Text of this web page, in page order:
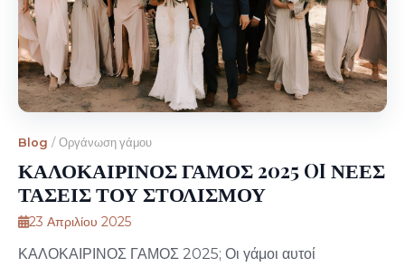
Blog / Οργάνωση γάμου
ΚΑΛΟΚΑΙΡΙΝΟΣ ΓΑΜΟΣ 2025 OI ΝΕΕΣ
ΤΑΣΕΙΣ ΤΟΥ ΣΤΟΛΙΣΜΟΥ
23 Απριλίου 2025
ΚΑΛΟΚΑΙΡΙΝΟΣ ΓΑΜΟΣ 2025; Οι γάμοι αυτοί